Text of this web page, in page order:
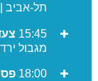
תל-אביב | 17:30 טקס בגן צ'ארלס קלור
15:45
מגבול ירדן | 17:30 טקס באום
18:00